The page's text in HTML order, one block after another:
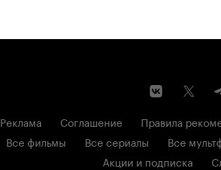
Реклама Соглашение Правила
Все фильмы Все сериалы Все
Акции и подписка